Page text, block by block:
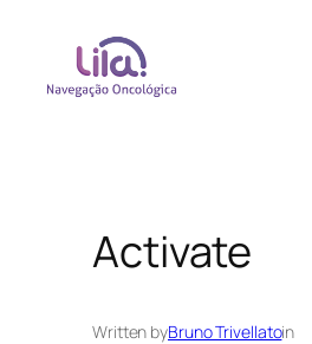
Activate
Written byBruno Trivellatoin